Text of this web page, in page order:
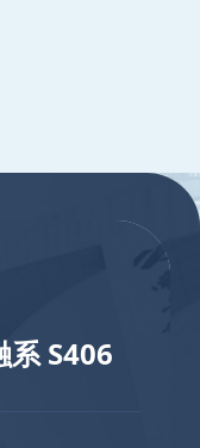
系 S406